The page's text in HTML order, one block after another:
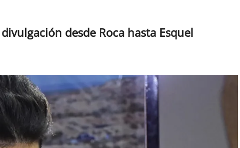
desde Roca hasta Esquel